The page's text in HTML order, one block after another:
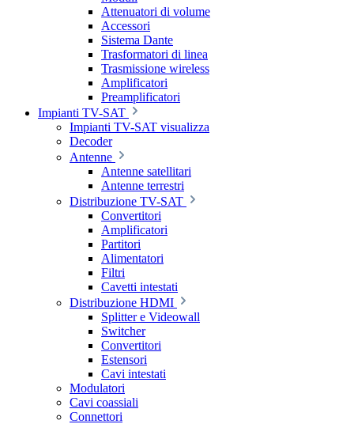
Attenuatori di volume
Accessori
Sistema Dante
Trasformatori di linea
Trasmissione wireless
Amplificatori
Preamplificatori
Impianti TV-SAT
Impianti TV-SAT visualizza
Decoder
Antenne
Antenne satellitari
Antenne terrestri
Distribuzione TV-SAT
Convertitori
Amplificatori
Partitori
Alimentatori
Filtri
Cavetti intestati
Distribuzione HDMI
Splitter e Videowall
Switcher
Convertitori
Estensori
Cavi intestati
Modulatori
Cavi coassiali
Connettori